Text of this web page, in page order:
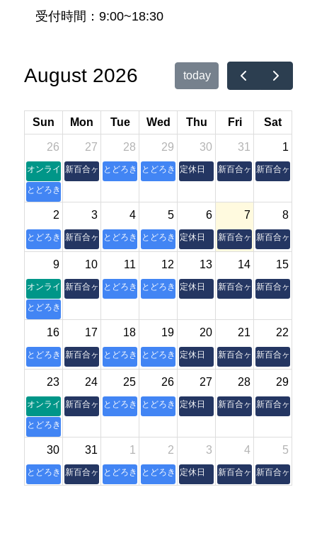
受付時間：9:00~18:30
August 2026 today
Sun Mon Tue Wed Thu Fri Sat
26
オンライン朝活操体法セミナー
とどろき縁側
27
新百合ヶ丘本室
28
とどろき縁側
29
とどろき縁側
30
定休日
31
新百合ヶ丘本室
1
新百合ヶ丘本室
2
とどろき縁側
3
新百合ヶ丘本室
4
とどろき縁側
5
とどろき縁側
6
定休日
7
新百合ヶ丘本室
8
新百合ヶ丘本室
9
オンライン朝活操体法セミナー
とどろき縁側
10
新百合ヶ丘本室
11
とどろき縁側
12
とどろき縁側
13
定休日
14
新百合ヶ丘本室
15
新百合ヶ丘本室
16
とどろき縁側
17
新百合ヶ丘本室
18
とどろき縁側
19
とどろき縁側
20
定休日
21
新百合ヶ丘本室
22
新百合ヶ丘本室
23
オンライン朝活操体法セミナー
とどろき縁側
24
新百合ヶ丘本室
25
とどろき縁側
26
とどろき縁側
27
定休日
28
新百合ヶ丘本室
29
新百合ヶ丘本室
30
とどろき縁側
31
新百合ヶ丘本室
1
とどろき縁側
2
とどろき縁側
3
定休日
4
新百合ヶ丘本室
5
新百合ヶ丘本室